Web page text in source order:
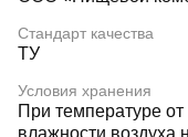
Стандарт качества
ТУ
Условия хранения
При температуре
влажности воздуха